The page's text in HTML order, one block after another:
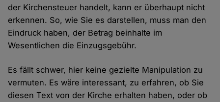
der Kirchensteuer handelt, kann er überhaupt nicht
erkennen. So, wie Sie es darstellen, muss man den
Eindruck haben, der Betrag beinhalte im
Wesentlichen die Einzugsgebühr.
Es fällt schwer, hier keine gezielte Manipulation zu
vermuten. Es wäre interessant, zu erfahren, ob Sie
diesen Text von der Kirche erhalten haben, oder ob